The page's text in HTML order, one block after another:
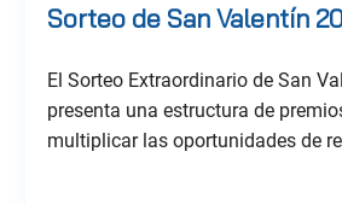
Sorteo de San Valentín
El Sorteo Extraordinario de San
presenta una estructura de
multiplicar las oportunidades de